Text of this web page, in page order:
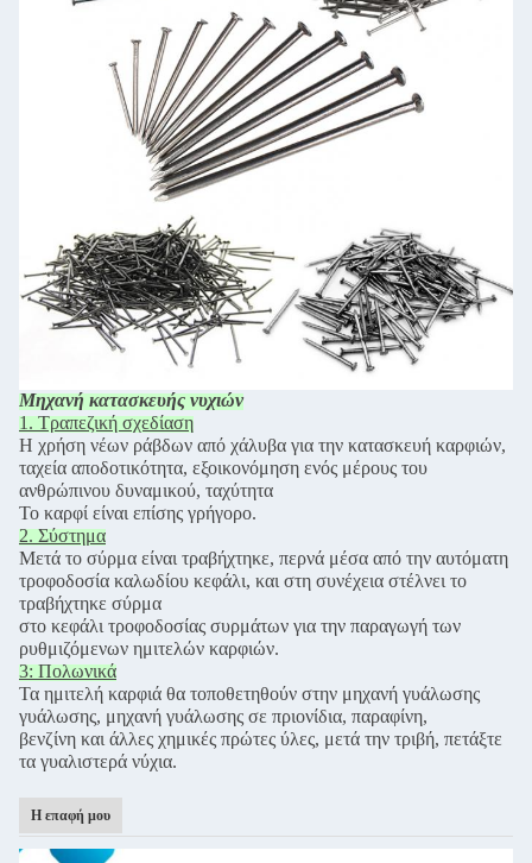
Μηχανή κατασκευής νυχιών
1. Τραπεζική σχεδίαση
Η χρήση νέων ράβδων από χάλυβα για την κατασκευή καρφιών,
ταχεία αποδοτικότητα, εξοικονόμηση ενός μέρους του
ανθρώπινου δυναμικού, ταχύτητα
Το καρφί είναι επίσης γρήγορο.
2. Σύστημα
Μετά το σύρμα είναι τραβήχτηκε, περνά μέσα από την αυτόματη
τροφοδοσία καλωδίου κεφάλι, και στη συνέχεια στέλνει το
τραβήχτηκε σύρμα
στο κεφάλι τροφοδοσίας συρμάτων για την παραγωγή των
ρυθμιζόμενων ημιτελών καρφιών.
3: Πολωνικά
Τα ημιτελή καρφιά θα τοποθετηθούν στην μηχανή γυάλωσης
γυάλωσης, μηχανή γυάλωσης σε πριονίδια, παραφίνη,
βενζίνη και άλλες χημικές πρώτες ύλες, μετά την τριβή, πετάξτε
τα γυαλιστερά νύχια.
Η επαφή μου